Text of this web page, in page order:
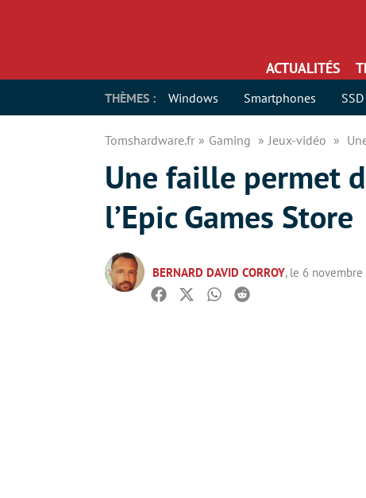
ACTUALITÉS
THÈMES : Windows Smartphones SSD
Tomshardware.fr Gaming Jeux-vidéo
Une faille permet
l’Epic Games Store
BERNARD DAVID CORROY, le 6
Facebook
TwitterWhatsapp
Reddit